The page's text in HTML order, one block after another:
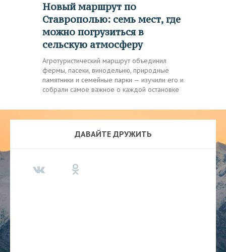
Новый маршрут по
Ставрополью: семь мест, где
можно погрузиться в
сельскую атмосферу
Агротуристический маршрут объединил
фермы, пасеки, винодельню, природные
памятники и семейные парки — изучили его и
собрали самое важное о каждой остановке
ДАВАЙТЕ ДРУЖИТЬ